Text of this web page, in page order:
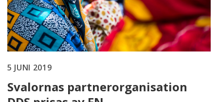
5 JUNI 2019
Svalornas partnerorganisation